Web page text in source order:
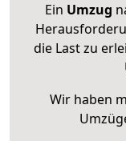
Ein Umzug
die Last zu
Wir haben